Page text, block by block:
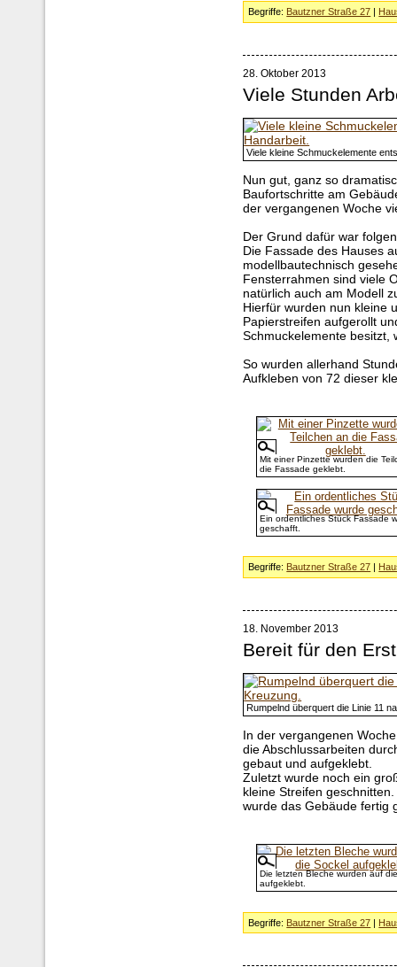
Begriffe: Bautzner Straße 27
28. Oktober 2013
Viele Stunden
Viele kleine Schmuckelemente
Nun gut, ganz so
Baufortschritte am
der vergangenen Woche
Der Grund dafür war
Die Fassade des Hauses
modellbautechnisch
Fensterrahmen sind viele
natürlich auch am Modell
Hierfür wurden nun kleine
Papierstreifen aufgerollt
Schmuckelemente besitzt,
So wurden allerhand
Aufkleben von 72 dieser
Mit einer Pinzette wurden die
die Fassade geklebt.
Ein ordentliches Stück Fassade
geschafft.
Begriffe: Bautzner Straße 27
18. November 2013
Bereit für den
Rumpelnd überquert die Linie 11
In der vergangenen
die Abschlussarbeiten
gebaut und aufgeklebt.
Zuletzt wurde noch ein
kleine Streifen
wurde das Gebäude fertig
Die letzten Bleche wurden auf
aufgeklebt.
Begriffe: Bautzner Straße 27 |